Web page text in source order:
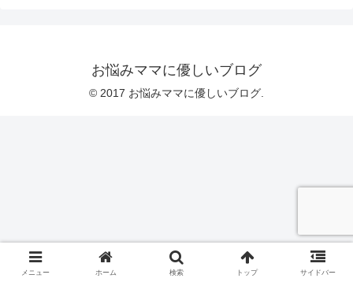
お悩みママに優しいブログ
© 2017 お悩みママに優しいブログ.
メニュー ホーム 検索 トップ サイドバー